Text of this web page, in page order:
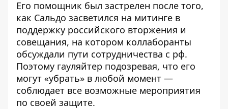
Его помощник был застрелен после того,
как Сальдо засветился на митинге в
поддержку российского вторжения и
совещания, на котором коллаборанты
обсуждали пути сотрудничества с рф.
Поэтому гауляйтер подозревая, что его
могут «убрать» в любой момент —
соблюдает все возможные мероприятия
по своей защите.